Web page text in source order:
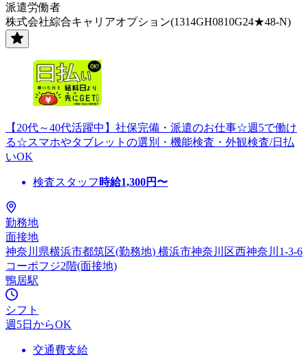
派遣労働者
株式会社綜合キャリアオプション(1314GH0810G24★48-N)
【20代～40代活躍中】社保完備・派遣のお仕事☆週5で働け
る☆スマホやタブレットの選別・機能検査・外観検査/日払
いOK
検査スタッフ 時給1,300円〜
勤務地
面接地
神奈川県横浜市都筑区(勤務地) 横浜市神奈川区西神奈川1-3-6
コーポフジ2階(面接地)
鴨居駅
シフト
週5日からOK
交通費支給